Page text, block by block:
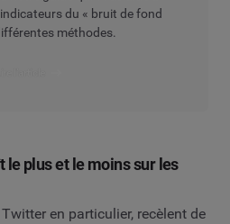
du « bruit de fond
méthodes.
le plus et le moins sur les
Twitter en particulier, recèlent de